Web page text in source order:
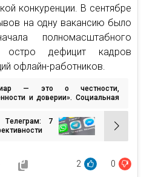
конкуренции. В сентябре
на одну вакансию было
полномасштабного
остро дефицит кадров
офлайн-работников.
— это о честности,
и доверии». Социальная
Tелеграм: 7
2 0